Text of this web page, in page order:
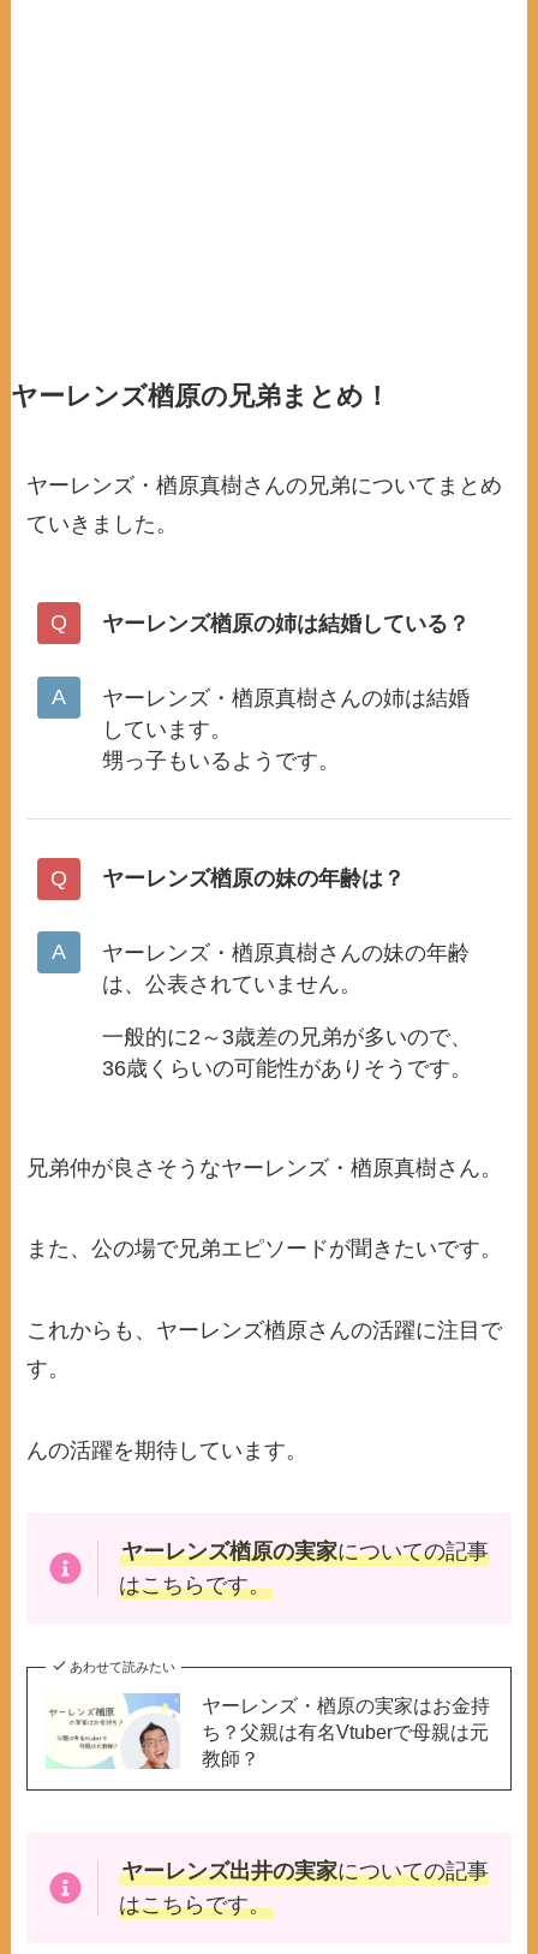
ヤーレンズ楢原の兄弟まとめ！
ヤーレンズ・楢原真樹さんの兄弟についてまとめ
ていきました。
ヤーレンズ楢原の姉は結婚している？
ヤーレンズ・楢原真樹さんの姉は結婚
しています。
甥っ子もいるようです。
ヤーレンズ楢原の妹の年齢は？
ヤーレンズ・楢原真樹さんの妹の年齢
は、公表されていません。
一般的に2～3歳差の兄弟が多いので、
36歳くらいの可能性がありそうです。
兄弟仲が良さそうなヤーレンズ・楢原真樹さん。
また、公の場で兄弟エピソードが聞きたいです。
これからも、ヤーレンズ楢原さんの活躍に注目で
す。
んの活躍を期待しています。
ヤーレンズ楢原の実家についての記事
はこちらです。
あわせて読みたい
ヤーレンズ・楢原の実家はお金持
ち？父親は有名Vtuberで母親は元
教師？
ヤーレンズ出井の実家についての記事
はこちらです。